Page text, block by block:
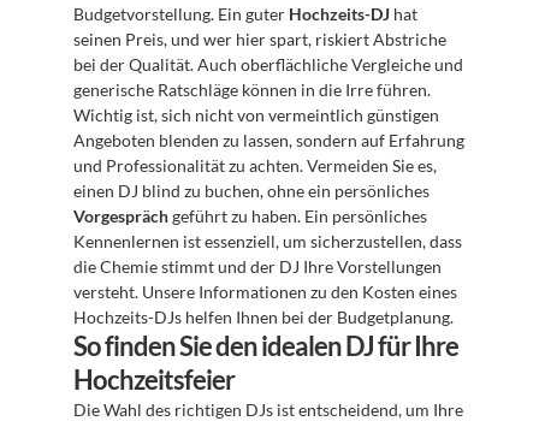
Budgetvorstellung. Ein guter Hochzeits-DJ hat
seinen Preis, und wer hier spart, riskiert Abstriche
bei der Qualität. Auch oberflächliche Vergleiche und
generische Ratschläge können in die Irre führen.
Wichtig ist, sich nicht von vermeintlich günstigen
Angeboten blenden zu lassen, sondern auf Erfahrung
und Professionalität zu achten. Vermeiden Sie es,
Vorgespräch geführt zu haben. Ein persönliches
Kennenlernen ist essenziell, um sicherzustellen, dass
die Chemie stimmt und der DJ Ihre Vorstellungen
versteht. Unsere Informationen zu den Kosten eines
Hochzeits-DJs helfen Ihnen bei der Budgetplanung.
So finden Sie den idealen DJ für Ihre
Hochzeitsfeier
Die Wahl des richtigen DJs ist entscheidend, um Ihre